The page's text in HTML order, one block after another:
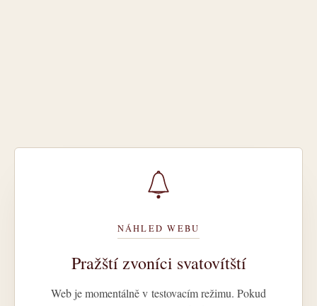
NÁHLED WEBU
Pražští zvoníci svatovítští
Web je momentálně v testovacím režimu. Pokud